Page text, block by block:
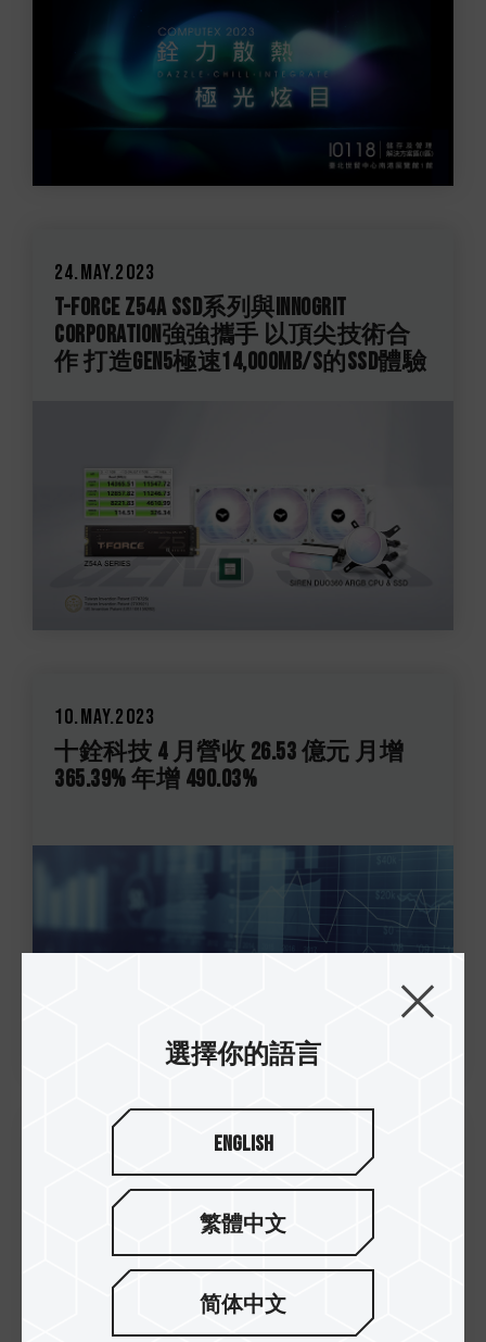
24.May.2023
T-FORCE Z54A SSD系列與InnoGrit
Corporation強強攜手 以頂尖技術合
作 打造GEN5極速14,000MB/s的SSD體驗
10.May.2023
十銓科技 4 月營收 26.53 億元 月增
365.39% 年增 490.03%
十銓科技發表三款MP44、MP44S及
MP34S M.2固態硬碟 多種尺寸支援如
虎添翼 高度相容能力強勢支援
選擇你的語言
English
繁體中文
简体中文